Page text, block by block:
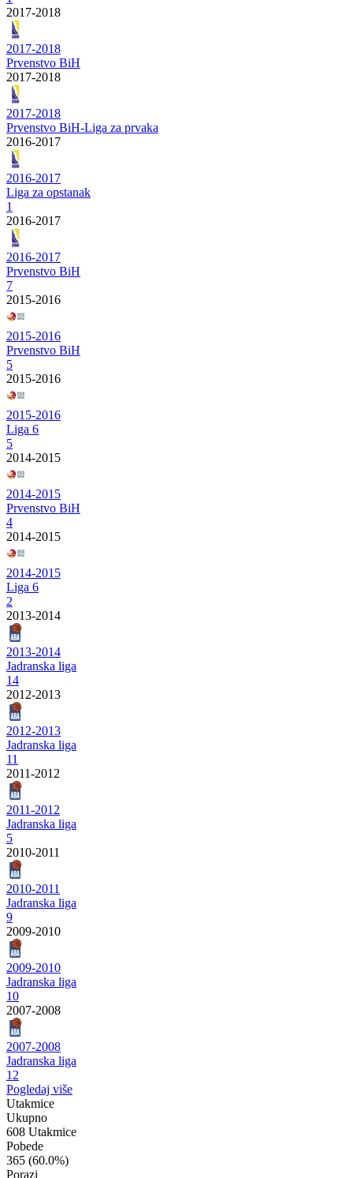
2017-2018
2017-2018
Prvenstvo BiH
2017-2018
2017-2018
Prvenstvo BiH-Liga za prvaka
2016-2017
2016-2017
Liga za opstanak
1
2016-2017
2016-2017
Prvenstvo BiH
7
2015-2016
2015-2016
Prvenstvo BiH
5
2015-2016
2015-2016
Liga 6
5
2014-2015
2014-2015
Prvenstvo BiH
4
2014-2015
2014-2015
Liga 6
2
2013-2014
2013-2014
Jadranska liga
14
2012-2013
2012-2013
Jadranska liga
11
2011-2012
2011-2012
Jadranska liga
5
2010-2011
2010-2011
Jadranska liga
9
2009-2010
2009-2010
Jadranska liga
10
2007-2008
2007-2008
Jadranska liga
12
Pogledaj više
Utakmice
Ukupno
608 Utakmice
Pobede
365 (60.0%)
Porazi